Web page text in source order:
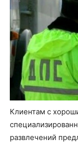
Клиентам с
развлечений